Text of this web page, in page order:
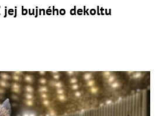
jej bujného dekoltu